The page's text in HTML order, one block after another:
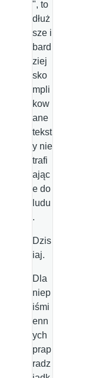
", to
dłuż
sze i
bard
ziej
sko
mpli
kow
ane
tekst
y nie
trafi
ając
e do
ludu
.
Dzis
iaj.
Dla
niep
iśmi
enn
ych
prap
radz